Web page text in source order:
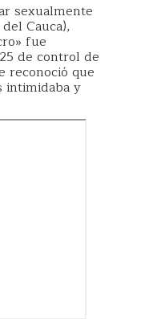
sexualmente
Cauca),
fue
de control de
reconoció que
intimidaba y